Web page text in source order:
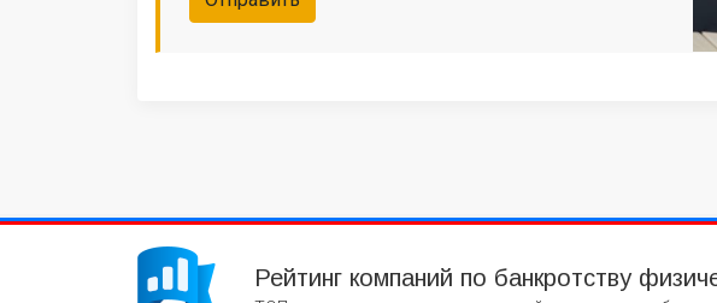
Рейтинг компаний по банкротству